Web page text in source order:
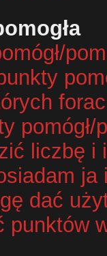
pomógł/
liczbę i
dać
punktów